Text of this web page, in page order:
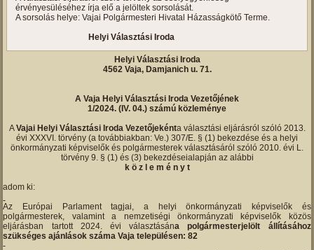
érvényesüléséhez írja elő a jelöltek sorsolását.
A sorsolás helye: Vajai Polgármesteri Hivatal Házasságkötő Terme.
Helyi Választási Iroda
Helyi Választási Iroda
4562 Vaja, Damjanich u. 71.
A Vaja Helyi Választási Iroda Vezetőjének
1/2024. (IV. 04.) számú közleménye
AVajai Helyi Választási Iroda Vezetőjekénta választási eljárásról szóló 2013.
évi XXXVI. törvény (a továbbiakban: Ve.) 307/E. § (1) bekezdése és a helyi
önkormányzati képviselők és polgármesterek választásáról szóló 2010. évi L.
törvény 9. § (1) és (3) bekezdéseialapján az alábbi
k ö z l e m é n y t
adom ki:
Az Európai Parlament tagjai, a helyi önkormányzati képviselők és
polgármesterek, valamint a nemzetiségi önkormányzati képviselők közös
eljárásban tartott 2024. évi választásána polgármesterjelölt állításához
szükséges ajánlások száma Vaja településen: 82